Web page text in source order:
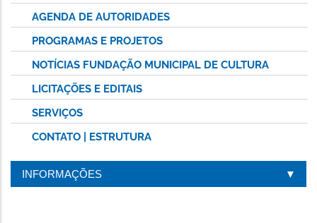
AGENDA DE AUTORIDADES
PROGRAMAS E PROJETOS
NOTÍCIAS FUNDAÇÃO MUNICIPAL DE CULTURA
LICITAÇÕES E EDITAIS
SERVIÇOS
CONTATO | ESTRUTURA
INFORMAÇÕES